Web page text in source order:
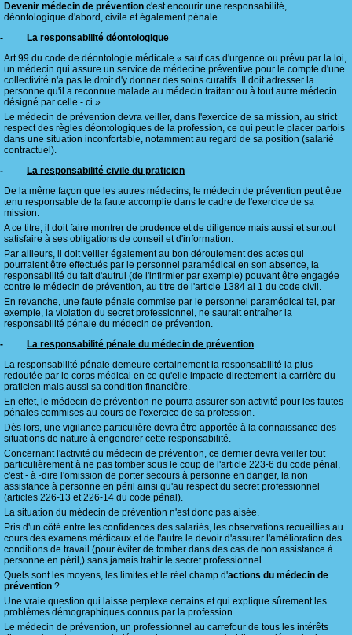
Devenir médecin de prévention c'est encourir une responsabilité,
déontologique d'abord, civile et également pénale.
-
La responsabilité déontologique
Art 99 du code de déontologie médicale « sauf cas d'urgence ou prévu par la loi,
un médecin qui assure un service de médecine préventive pour le compte d'une
collectivité n'a pas le droit d'y donner des soins curatifs. Il doit adresser la
personne qu'il a reconnue malade au médecin traitant ou à tout autre médecin
désigné par celle - ci ».
Le médecin de prévention devra veiller, dans l'exercice de sa mission, au strict
respect des règles déontologiques de la profession, ce qui peut le placer parfois
dans une situation inconfortable, notamment au regard de sa position (salarié
contractuel).
-
La responsabilité civile du praticien
De la même façon que les autres médecins, le médecin de prévention peut être
tenu responsable de la faute accomplie dans le cadre de l'exercice de sa
mission.
A ce titre, il doit faire montrer de prudence et de diligence mais aussi et surtout
satisfaire à ses obligations de conseil et d'information.
Par ailleurs, il doit veiller également au bon déroulement des actes qui
pourraient être effectués par le personnel paramédical en son absence, la
responsabilité du fait d'autrui (de l'infirmier par exemple) pouvant être engagée
contre le médecin de prévention, au titre de l'article 1384 al 1 du code civil.
En revanche, une faute pénale commise par le personnel paramédical tel, par
exemple, la violation du secret professionnel, ne saurait entraîner la
responsabilité pénale du médecin de prévention.
-
La responsabilité pénale du médecin de prévention
La responsabilité pénale demeure certainement la responsabilité la plus
redoutée par le corps médical en ce qu'elle impacte directement la carrière du
praticien mais aussi sa condition financière.
En effet, le médecin de prévention ne pourra assurer son activité pour les fautes
pénales commises au cours de l'exercice de sa profession.
Dès lors, une vigilance particulière devra être apportée à la connaissance des
situations de nature à engendrer cette responsabilité.
Concernant l'activité du médecin de prévention, ce dernier devra veiller tout
particulièrement à ne pas tomber sous le coup de l'article 223-6 du code pénal,
c'est - à -dire l'omission de porter secours à personne en danger, la non
assistance à personne en péril ainsi qu'au respect du secret professionnel
(articles 226-13 et 226-14 du code pénal).
La situation du médecin de prévention n'est donc pas aisée.
Pris d'un côté entre les confidences des salariés, les observations recueillies au
cours des examens médicaux et de l'autre le devoir d'assurer l'amélioration des
conditions de travail (pour éviter de tomber dans des cas de non assistance à
personne en péril,) sans jamais trahir le secret professionnel.
Quels sont les moyens, les limites et le réel champ d'actions du médecin de
prévention ?
Une vraie question qui laisse perplexe certains et qui explique sûrement les
problèmes démographiques connus par la profession.
Le médecin de prévention, un professionnel au carrefour de tous les intérêts